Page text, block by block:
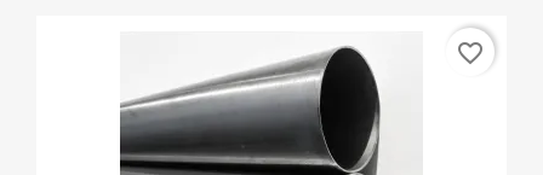
favorite_border